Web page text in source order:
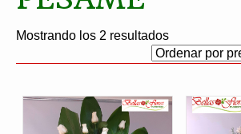
Mostrando los 2 resultadosOrdenado
por
a